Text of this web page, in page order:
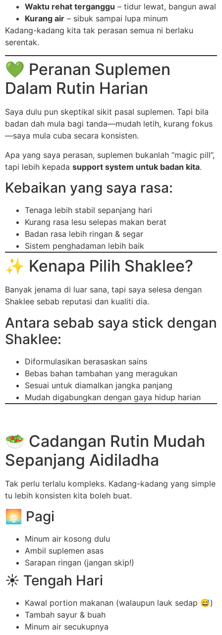
Waktu rehat terganggu – tidur lewat, bangun awal
Kurang air – sibuk sampai lupa minum
Kadang-kadang kita tak perasan semua ni berlaku
serentak.
💚 Peranan Suplemen
Dalam Rutin Harian
Saya dulu pun skeptikal sikit pasal suplemen. Tapi bila
badan dah mula bagi tanda—mudah letih, kurang fokus
—saya mula cuba secara konsisten.
Apa yang saya perasan, suplemen bukanlah “magic pill”,
tapi lebih kepada support system untuk badan kita.
Kebaikan yang saya rasa:
Tenaga lebih stabil sepanjang hari
Kurang rasa lesu selepas makan berat
Badan rasa lebih ringan & segar
Sistem penghadaman lebih baik
✨ Kenapa Pilih Shaklee?
Banyak jenama di luar sana, tapi saya selesa dengan
Shaklee sebab reputasi dan kualiti dia.
Antara sebab saya stick dengan
Shaklee:
Diformulasikan berasaskan sains
Bebas bahan tambahan yang meragukan
Sesuai untuk diamalkan jangka panjang
Mudah digabungkan dengan gaya hidup harian
🥗 Cadangan Rutin Mudah
Sepanjang Aidiladha
Tak perlu terlalu kompleks. Kadang-kadang yang simple
tu lebih konsisten kita boleh buat.
🌅 Pagi
Minum air kosong dulu
Ambil suplemen asas
Sarapan ringan (jangan skip!)
☀️ Tengah Hari
Kawal portion makanan (walaupun lauk sedap 😅)
Tambah sayur & buah
Minum air secukupnya